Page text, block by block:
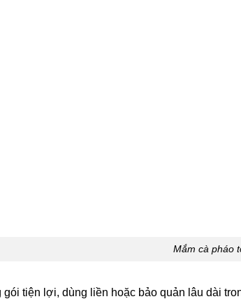
Mắm cà pháo
tiện lợi, dùng liền hoặc bảo quản lâu dài